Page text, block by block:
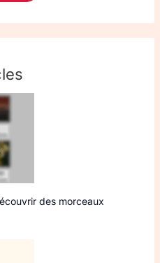
des morceaux